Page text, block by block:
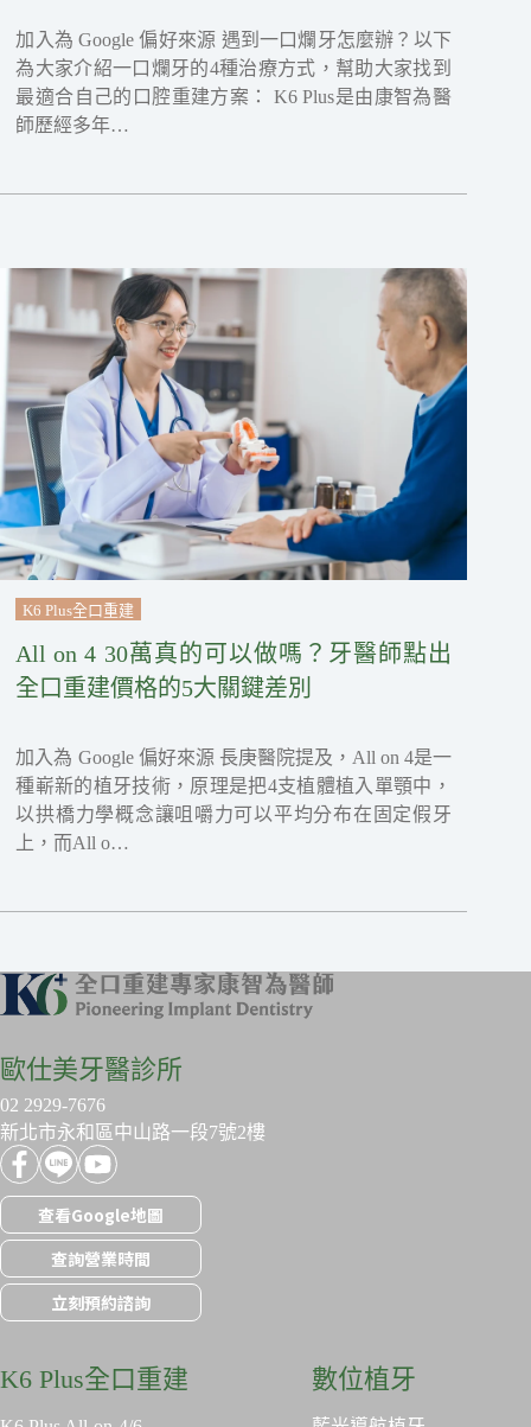
加入為 Google 偏好來源 遇到一口爛牙怎麼辦？以下
為大家介紹一口爛牙的4種治療方式，幫助大家找到
最適合自己的口腔重建方案： K6 Plus是由康智為醫
師歷經多年…
K6 Plus全口重建
All on 4 30萬真的可以做嗎？牙醫師點出
全口重建價格的5大關鍵差別
加入為 Google 偏好來源 長庚醫院提及，All on 4是一
種嶄新的植牙技術，原理是把4支植體植入單顎中，
以拱橋力學概念讓咀嚼力可以平均分布在固定假牙
上，而All o…
歐仕美牙醫診所
02 2929-7676
新北市永和區中山路一段7號2樓
查看Google地圖
查詢營業時間
立刻預約諮詢
K6 Plus全口重建 數位植牙